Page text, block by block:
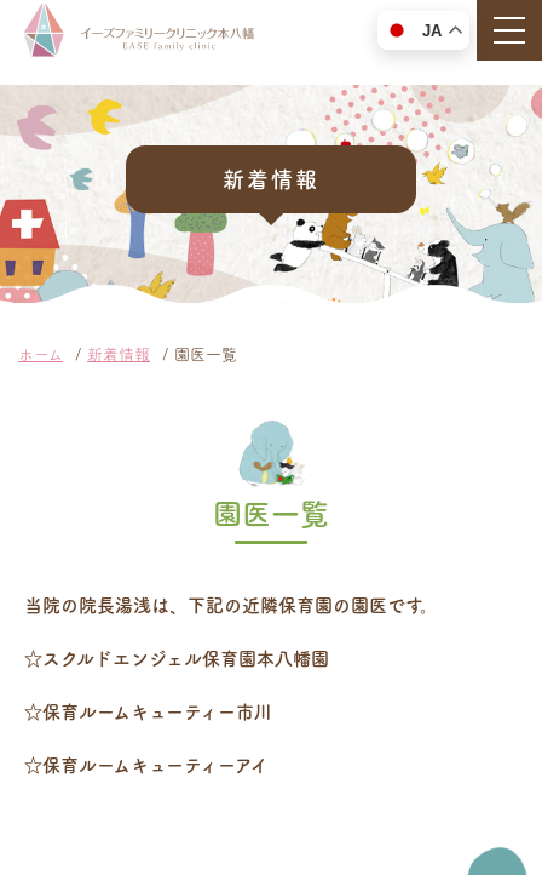
新着情報
ホーム 新着情報 園医一覧
園医一覧
当院の院長湯浅は、下記の近隣保育園の園医です。
☆スクルドエンジェル保育園本八幡園
☆保育ルームキューティー市川
☆保育ルームキューティーアイ
JA